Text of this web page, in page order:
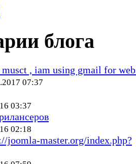
блога
, iam using gmail for
07:37
03:37
02:18
joomla-master.org/index.php?